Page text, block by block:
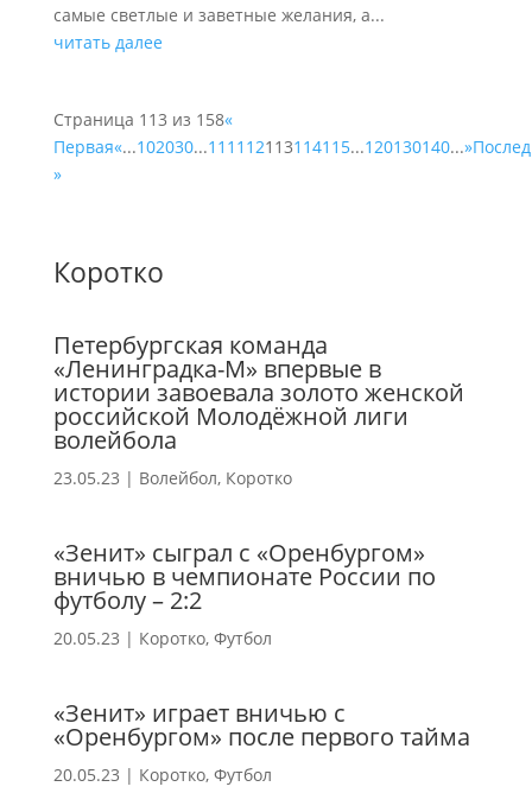
самые светлые и заветные желания, а...
читать далее
Страница 113 из 158«
Первая«...102030...111 112113114115...120130140...»
»
Коротко
Петербургская команда
«Ленинградка-М» впервые в
истории завоевала золото женской
российской Молодёжной лиги
волейбола
23.05.23 | Волейбол, Коротко
«Зенит» сыграл с «Оренбургом»
вничью в чемпионате России по
футболу – 2:2
20.05.23 | Коротко, Футбол
«Зенит» играет вничью с
«Оренбургом» после первого тайма
20.05.23 | Коротко, Футбол